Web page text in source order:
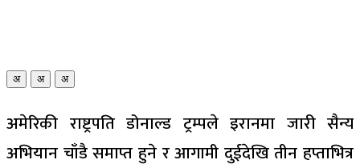
अ अ अ
अमेरिकी राष्ट्रपति डोनाल्ड ट्रम्पले इरानमा जारी सैन्य
अभियान चाँडै समाप्त हुने र आगामी दुईदेखि तीन हप्ताभित्र